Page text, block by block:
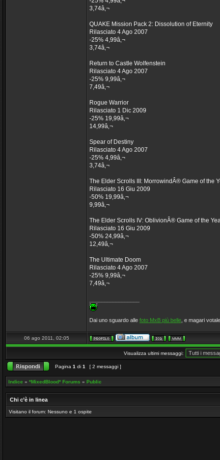
3,74â‚¬
QUAKE Mission Pack 2: Dissolution of Eternity
Rilasciato 4 Ago 2007
-25% 4,99â‚¬
3,74â‚¬
Return to Castle Wolfenstein
Rilasciato 4 Ago 2007
-25% 9,99â‚¬
7,49â‚¬
Rogue Warrior
Rilasciato 1 Dic 2009
-25% 19,99â‚¬
14,99â‚¬
Spear of Destiny
Rilasciato 4 Ago 2007
-25% 4,99â‚¬
3,74â‚¬
The Elder Scrolls III: MorrowindÂ® Game of the
Rilasciato 16 Giu 2009
-50% 19,99â‚¬
9,99â‚¬
The Elder Scrolls IV: OblivionÂ® Game of the
Rilasciato 16 Giu 2009
-50% 24,99â‚¬
12,49â‚¬
The Ultimate Doom
Rilasciato 4 Ago 2007
-25% 9,99â‚¬
7,49â‚¬
Dai uno sguardo alle foto MxB più belle , e magari
06 ago 2011, 02:05
Visualizza ultimi messaggi:
Pagina 1 di 1 [ 2 messaggi ]
Indice » *MixedBlood* Forums » Public
Chi c’è in linea
Visitano il forum: Nessuno e 1 ospite